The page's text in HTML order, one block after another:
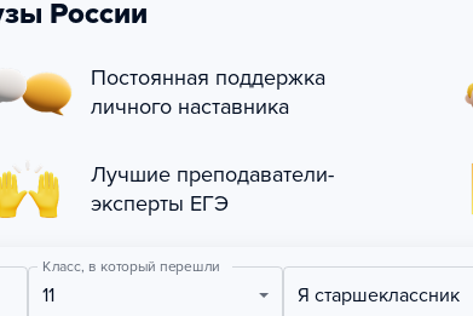
России
Постоянная поддержка
личного наставника
Лучшие преподаватели-
эксперты ЕГЭ
Класс, в который перешли
11 Я старшеклассник